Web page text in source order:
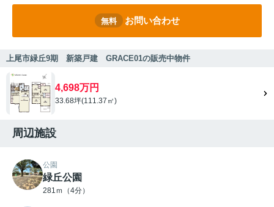
無料 お問い合わせ
上尾市緑丘9期 新築戸建 GRACE01の販売中物件
4,698万円
33.68坪(111.37㎡)
周辺施設
公園
緑丘公園
281ｍ（4分）